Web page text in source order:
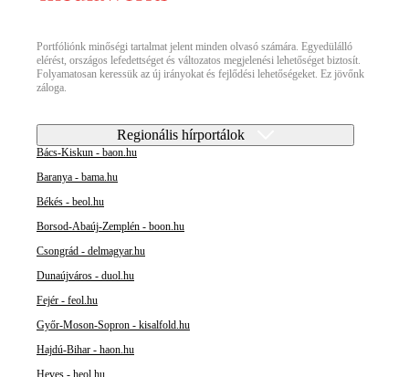
Portfóliónk minőségi tartalmat jelent minden olvasó számára. Egyedülálló
elérést, országos lefedettséget és változatos megjelenési lehetőséget biztosít.
Folyamatosan keressük az új irányokat és fejlődési lehetőségeket. Ez jövőnk
záloga.
Regionális hírportálok
Bács-Kiskun - baon.hu
Baranya - bama.hu
Békés - beol.hu
Borsod-Abaúj-Zemplén - boon.hu
Csongrád - delmagyar.hu
Dunaújváros - duol.hu
Fejér - feol.hu
Győr-Moson-Sopron - kisalfold.hu
Hajdú-Bihar - haon.hu